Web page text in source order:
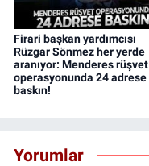
Firari başkan yardımcısı
Rüzgar Sönmez her yerde
aranıyor: Menderes rüşvet
operasyonunda 24 adrese
baskın!
Yorumlar